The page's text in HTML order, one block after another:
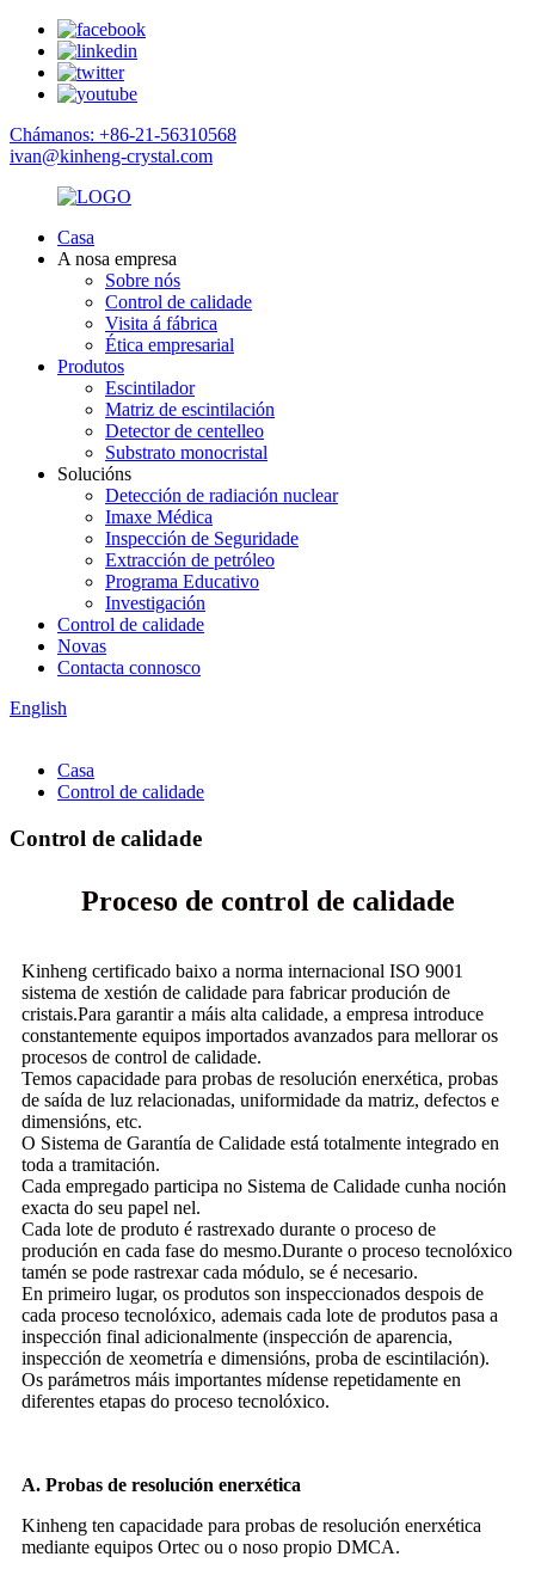
Chámanos: +86-21-56310568
ivan@kinheng-crystal.com
Casa
A nosa empresa
Sobre nós
Control de calidade
Visita á fábrica
Ética empresarial
Produtos
Escintilador
Matriz de escintilación
Detector de centelleo
Substrato monocristal
Solucións
Detección de radiación nuclear
Imaxe Médica
Inspección de Seguridade
Extracción de petróleo
Programa Educativo
Investigación
Control de calidade
Novas
Contacta connosco
English
Casa
Control de calidade
Control de calidade
Proceso de control de calidade
Kinheng certificado baixo a norma internacional ISO 9001
sistema de xestión de calidade para fabricar produción de
cristais.Para garantir a máis alta calidade, a empresa introduce
constantemente equipos importados avanzados para mellorar os
procesos de control de calidade.
Temos capacidade para probas de resolución enerxética, probas
de saída de luz relacionadas, uniformidade da matriz, defectos e
dimensións, etc.
O Sistema de Garantía de Calidade está totalmente integrado en
toda a tramitación.
Cada empregado participa no Sistema de Calidade cunha noción
exacta do seu papel nel.
Cada lote de produto é rastrexado durante o proceso de
produción en cada fase do mesmo.Durante o proceso tecnolóxico
tamén se pode rastrexar cada módulo, se é necesario.
En primeiro lugar, os produtos son inspeccionados despois de
cada proceso tecnolóxico, ademais cada lote de produtos pasa a
inspección final adicionalmente (inspección de aparencia,
inspección de xeometría e dimensións, proba de escintilación).
Os parámetros máis importantes mídense repetidamente en
diferentes etapas do proceso tecnolóxico.
A. Probas de resolución enerxética
Kinheng ten capacidade para probas de resolución enerxética
mediante equipos Ortec ou o noso propio DMCA.